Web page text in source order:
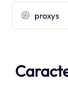
proxys